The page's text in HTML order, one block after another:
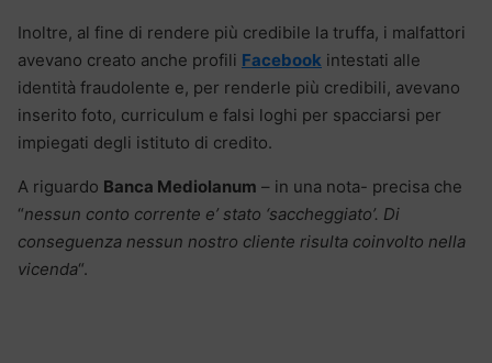
Inoltre, al fine di rendere più credibile la truffa, i malfattori
avevano creato anche profili Facebook intestati alle
identità fraudolente e, per renderle più credibili, avevano
inserito foto, curriculum e falsi loghi per spacciarsi per
impiegati degli istituto di credito.
A riguardo Banca Mediolanum – in una nota- precisa che
“nessun conto corrente e’ stato ‘saccheggiato’. Di
conseguenza nessun nostro cliente risulta coinvolto nella
vicenda“.